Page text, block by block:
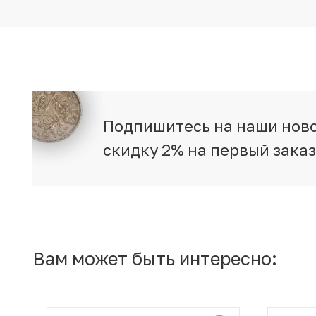
Подпишитесь на наши
скидку 2% на первый заказ
Вам может быть интересно: